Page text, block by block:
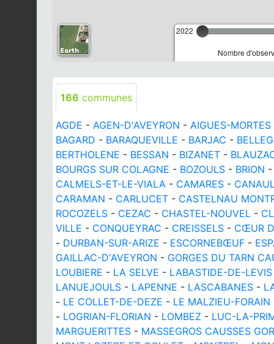
2022
Nombre
166 communes
AGDE - AGEN-D'AVEYRON - AIGUES-MORTES
BAGARD - BARAQUEVILLE - BARJAC -
BERTHOLENE - BESSAN - BIZANET -
BOURGS SUR COLAGNE - BOZOULS - BRION
CALMELS-ET-LE-VIALA - CAMARES -
CARAMAN - CARLUCET - CASTELNAU
ROCOZELS - CEZAC - CHASTEL-NOUVEL -
VILLE - CONQUEYRAC - CREISSELS - CŒUR
- DURBAN-SUR-ARIZE - ESCORNEBŒUF -
GAILLAC-D'AVEYRON - GORGES DU TARN
LOUBIERE - LA SELVE - LABASTIDE-DE-LEVIS
LANUEJOULS - LAPENNE - LASCABANES -
- LE COLLET-DE-DEZE - LE MALZIEU-FORAIN
- LOGRIAN-FLORIAN - LOMBEZ - LUC-LA-
MARGUERITTES - MASSEGROS CAUSSES